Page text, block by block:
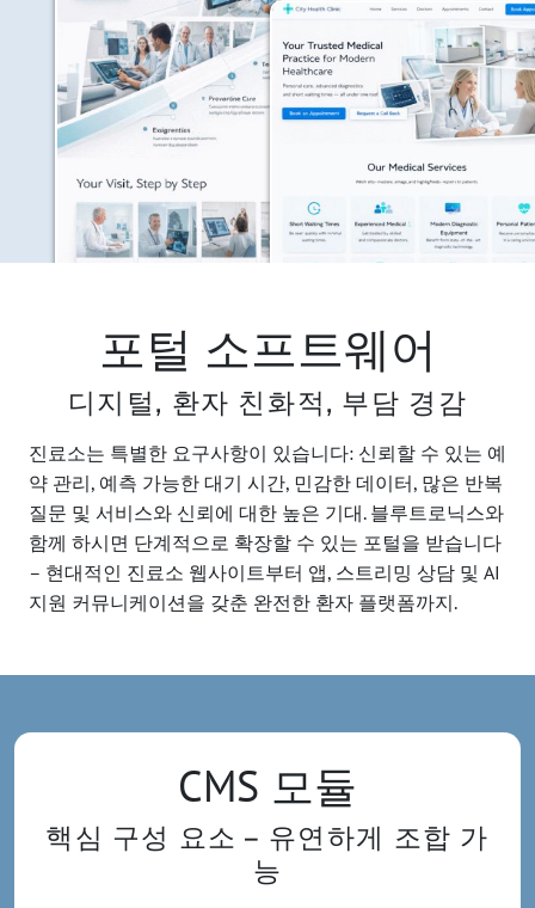
포털 소프트웨어
디지털, 환자 친화적, 부담 경감
진료소는 특별한 요구사항이 있습니다: 신뢰할 수 있는 예
약 관리, 예측 가능한 대기 시간, 민감한 데이터, 많은 반복
질문 및 서비스와 신뢰에 대한 높은 기대. 블루트로닉스와
함께 하시면 단계적으로 확장할 수 있는 포털을 받습니다
– 현대적인 진료소 웹사이트부터 앱, 스트리밍 상담 및 AI
지원 커뮤니케이션을 갖춘 완전한 환자 플랫폼까지.
CMS 모듈
핵심 구성 요소 – 유연하게 조합 가
능